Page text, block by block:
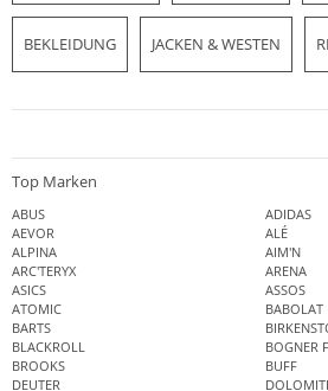
BEKLEIDUNG JACKEN & WESTEN
Top Marken
ABUS
ADIDAS
AEVOR
ALÉ
ALPINA
AIM'N
ARC'TERYX
ARENA
ASICS
ASSOS
ATOMIC
BABOLAT
BARTS
BLACKROLL
BOGNER
BROOKS
BUFF
DEUTER